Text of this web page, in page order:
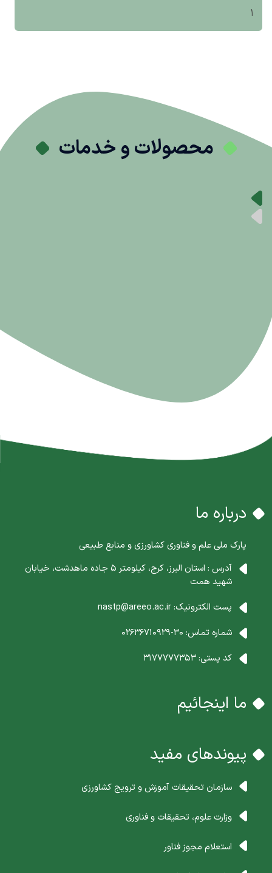
1
محصولات و خدمات
درباره ما
پارک ملی علم و فناوری کشاورزی و منابع طبیعی
آدرس : استان البرز، کرج، کیلومتر 5 جاده ماهدشت، خیابان
شهید همت
پست الکترونیک:nastp@areeo.ac.ir
شماره تماس: 30-02636710929
کد پستی:3177777353
ما اینجائیم
پیوندهای مفید
سازمان تحقیقات آموزش و ترویج کشاورزی
وزارت علوم، تحقیقات و فناوری
استعلام مجوز فناور